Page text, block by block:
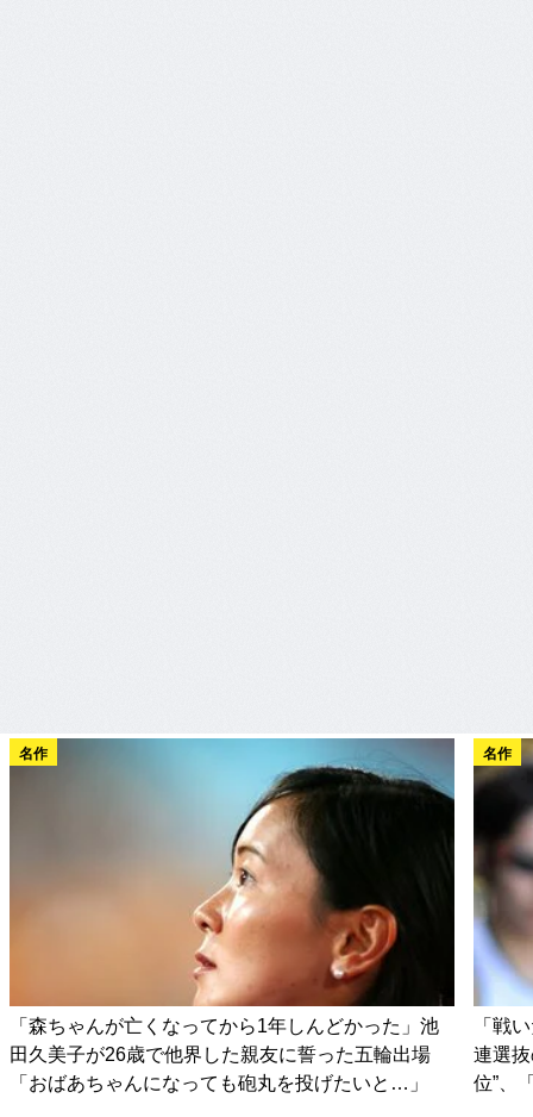
名作
「森ちゃんが亡くなってから1年しんどかった」池
田久美子が26歳で他界した親友に誓った五輪出場
「おばあちゃんになっても砲丸を投げたいと…」
名作
「戦
連選
位”、